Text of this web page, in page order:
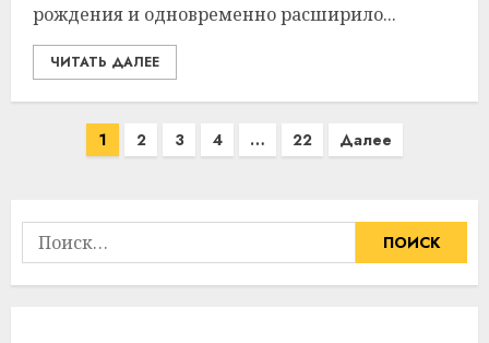
рождения и одновременно расширило...
ЧИТАТЬ ДАЛЕЕ
Пагинация
1 2 3 4 … 22 Далее
Найти: